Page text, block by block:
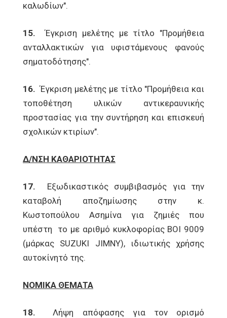
καλωδίων".
15.
Έγκριση μελέτης με τίτλο "Προμήθεια
ανταλλακτικών για υφιστάμενους φανούς
σηματοδότησης".
16. Έγκριση μελέτης με τίτλο "Προμήθεια και
τοποθέτηση υλικών αντικεραυνικής
προστασίας για την συντήρηση και επισκευή
σχολικών κτιρίων".
Δ/ΝΣΗ ΚΑΘΑΡΙΟΤΗΤΑΣ
17.
Εξωδικαστικός συμβιβασμός για την
καταβολή αποζημίωσης στην κ.
Κωστοπούλου Ασημίνα για ζημιές που
υπέστη το με αριθμό κυκλοφορίας ΒΟΙ 9009
(μάρκας SUZUKI JIMNY), ιδιωτικής χρήσης
αυτοκίνητό της.
ΝΟΜΙΚΑ ΘΕΜΑΤΑ
18.
Λήψη απόφασης για τον ορισμό